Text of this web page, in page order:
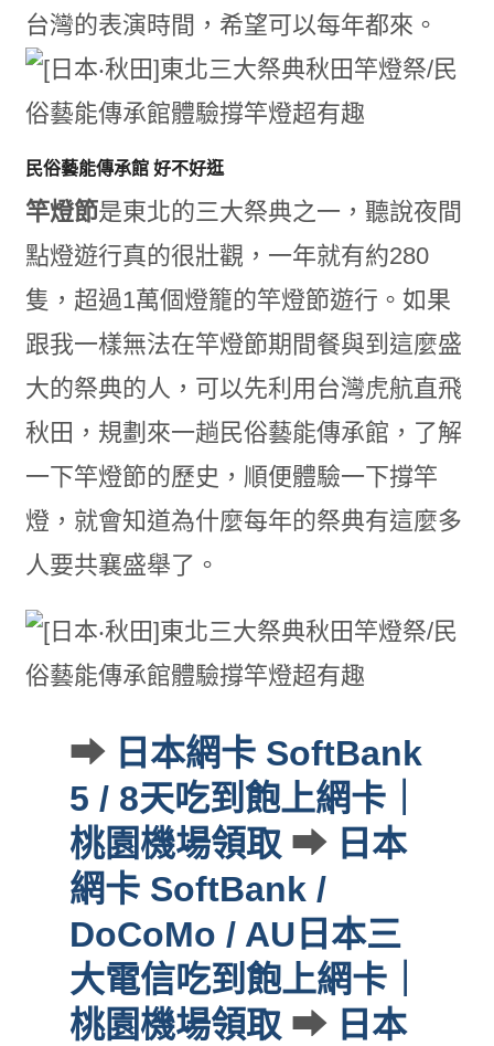
台灣的表演時間，希望可以每年都來。
民俗藝能傳承館 好不好逛
竿燈節是東北的三大祭典之一，聽說夜間
點燈遊行真的很壯觀，一年就有約280
隻，超過1萬個燈籠的竿燈節遊行。如果
跟我一樣無法在竿燈節期間餐與到這麼盛
大的祭典的人，可以先利用台灣虎航直飛
秋田，規劃來一趟民俗藝能傳承館，了解
一下竿燈節的歷史，順便體驗一下撐竿
燈，就會知道為什麼每年的祭典有這麼多
人要共襄盛舉了。
➡ 日本網卡 SoftBank
5 / 8天吃到飽上網卡｜
桃園機場領取 ➡ 日本
網卡 SoftBank /
DoCoMo / AU日本三
大電信吃到飽上網卡｜
桃園機場領取 ➡ 日本